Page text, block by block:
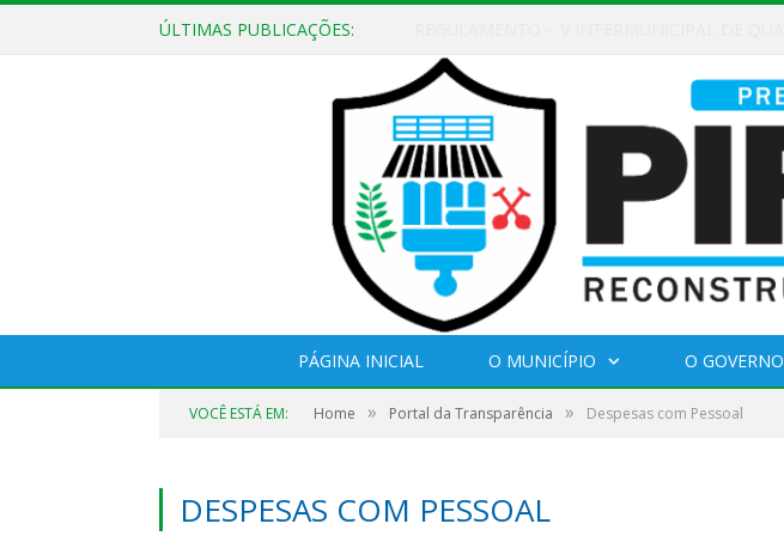
ÚLTIMAS PUBLICAÇÕES:
PÁGINA INICIAL O MUNICÍPIO O GOVERNO
VOCÊ ESTÁ EM: Home » Portal da Transparência » Despesas com Pessoal
DESPESAS COM PESSOAL